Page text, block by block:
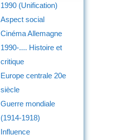
1990 (Unification)
Aspect social
CinémaAllemagne
1990-.... Histoire et
critique
Europe centrale 20e
siècle
Guerre mondiale
(1914-1918)
Influence